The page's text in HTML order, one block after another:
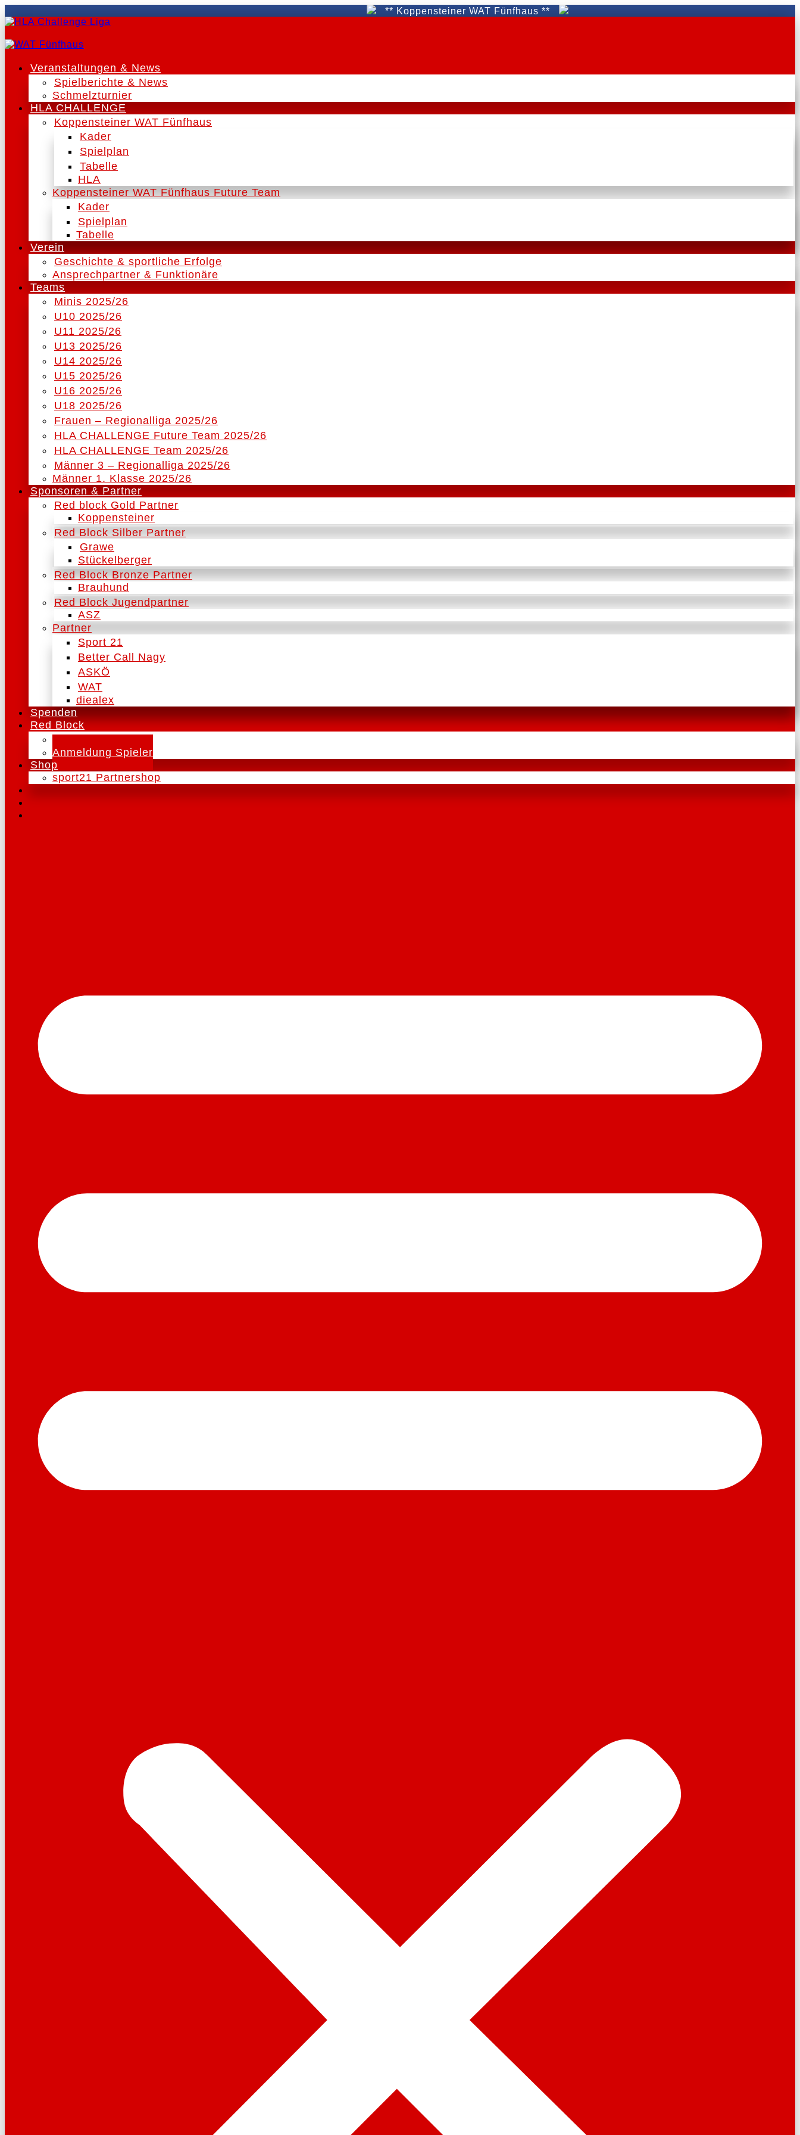
** Koppensteiner WAT Fünfhaus **
Veranstaltungen & News
Spielberichte & News
Schmelzturnier
HLA CHALLENGE
Koppensteiner WAT Fünfhaus
Kader
Spielplan
Tabelle
HLA
Koppensteiner WAT Fünfhaus Future Team
Kader
Spielplan
Tabelle
Verein
Geschichte & sportliche Erfolge
Ansprechpartner & Funktionäre
Teams
Minis 2025/26
U10 2025/26
U11 2025/26
U13 2025/26
U14 2025/26
U15 2025/26
U16 2025/26
U18 2025/26
Frauen – Regionalliga 2025/26
HLA CHALLENGE Future Team 2025/26
HLA CHALLENGE Team 2025/26
Männer 3 – Regionalliga 2025/26
Männer 1. Klasse 2025/26
Sponsoren & Partner
Red block Gold Partner
Koppensteiner
Red Block Silber Partner
Grawe
Stückelberger
Red Block Bronze Partner
Brauhund
Red Block Jugendpartner
ASZ
Partner
Sport 21
Better Call Nagy
ASKÖ
WAT
diealex
Spenden
Red Block
Anmeldung Spieler
Shop
sport21 Partnershop